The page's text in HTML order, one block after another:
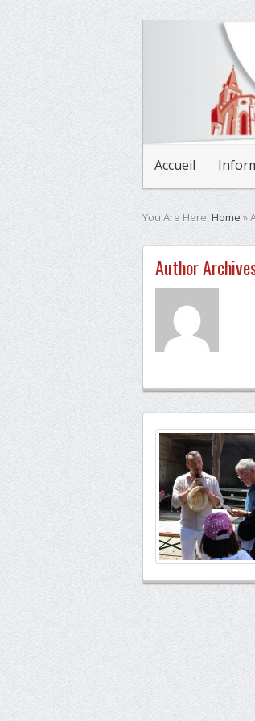
Accueil
You Are Here: Home »
Author